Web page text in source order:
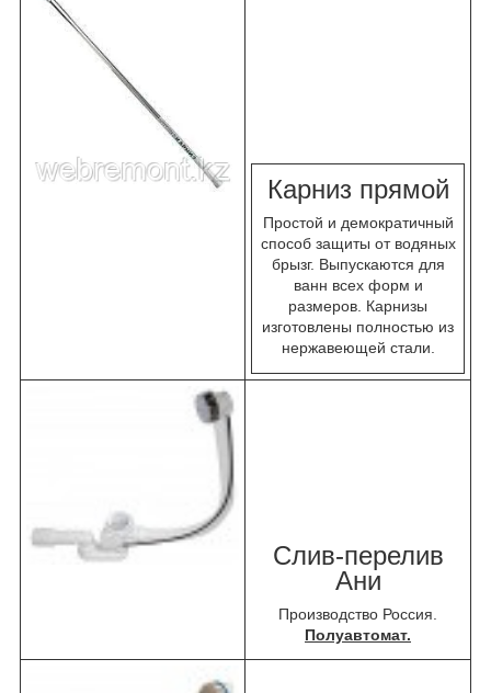
Карниз прямой
Простой и демократичный
способ защиты от водяных
брызг. Выпускаются для
ванн всех форм и
размеров. Карнизы
изготовлены полностью из
нержавеющей стали.
Слив-перелив
Ани
Производство Россия.
Полуавтомат.